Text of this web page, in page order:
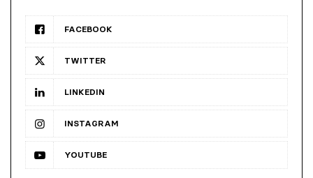
FACEBOOK
TWITTER
LINKEDIN
INSTAGRAM
YOUTUBE